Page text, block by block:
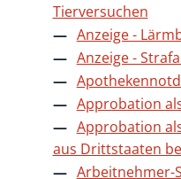
Tierversuchen
Anzeige -
Anzeige -
Approbation
Approbation
aus Drittstaaten
Arbeitnehmer-